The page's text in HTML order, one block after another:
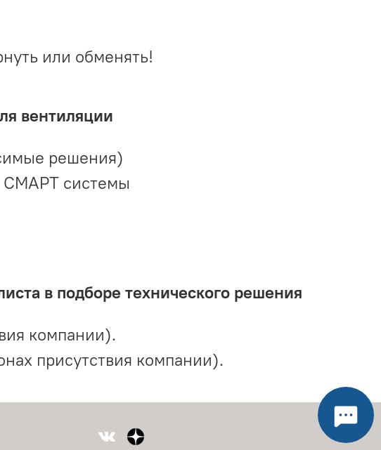
или обменять!
вентиляции
решения)
СМАРТ системы
в подборе технического решения
компании).
присутствия компании).